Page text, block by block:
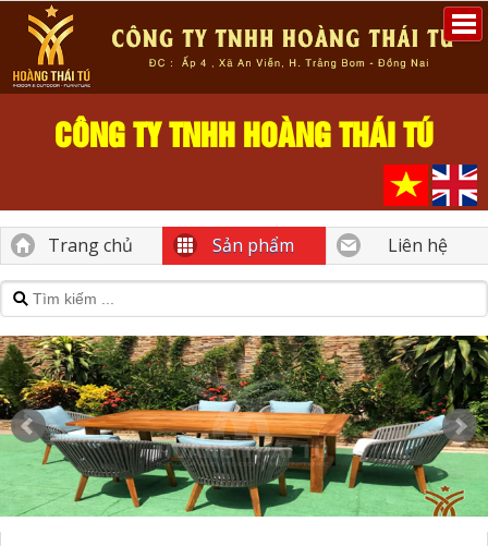
CÔNG TY TNHH HOÀNG THÁI TÚ
Trang chủ Sản phẩm Liên hệ